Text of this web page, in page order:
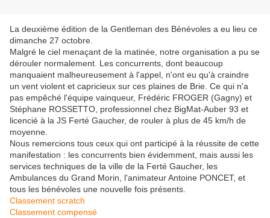
La deuxième édition de la Gentleman des Bénévoles a eu lieu ce
dimanche 27 octobre.
Malgré le ciel menaçant de la matinée, notre organisation a pu se
dérouler normalement. Les concurrents, dont beaucoup
manquaient malheureusement à l'appel, n'ont eu qu'à craindre
un vent violent et capricieux sur ces plaines de Brie. Ce qui n'a
pas empêché l'équipe vainqueur, Frédéric FROGER (Gagny) et
Stéphane ROSSETTO, professionnel chez BigMat-Auber 93 et
licencié à la JS Ferté Gaucher, de rouler à plus de 45 km/h de
moyenne.
Nous remercions tous ceux qui ont participé à la réussite de cette
manifestation : les concurrents bien évidemment, mais aussi les
services techniques de la ville de la Ferté Gaucher, les
Ambulances du Grand Morin, l'animateur Antoine PONCET, et
tous les bénévoles une nouvelle fois présents.
Classement scratch
Classement compensé